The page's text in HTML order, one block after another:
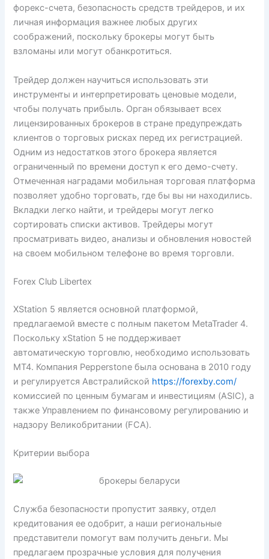
форекс-счета, безопасность средств трейдеров, и их
личная информация важнее любых других
соображений, поскольку брокеры могут быть
взломаны или могут обанкротиться.
Трейдер должен научиться использовать эти
инструменты и интерпретировать ценовые модели,
чтобы получать прибыль. Орган обязывает всех
лицензированных брокеров в стране предупреждать
клиентов о торговых рисках перед их регистрацией.
Одним из недостатков этого брокера является
ограниченный по времени доступ к его демо-счету.
Отмеченная наградами мобильная торговая платформа
позволяет удобно торговать, где бы вы ни находились.
Вкладки легко найти, и трейдеры могут легко
сортировать списки активов. Трейдеры могут
просматривать видео, анализы и обновления новостей
на своем мобильном телефоне во время торговли.
Forex Club Libertex
XStation 5 является основной платформой,
предлагаемой вместе с полным пакетом MetaTrader 4.
Поскольку xStation 5 не поддерживает
автоматическую торговлю, необходимо использовать
MT4. Компания Pepperstone была основана в 2010 году
и регулируется Австралийской https://forexby.com/
комиссией по ценным бумагам и инвестициям (ASIC), а
также Управлением по финансовому регулированию и
надзору Великобритании (FCA).
Критерии выбора
Служба безопасности пропустит заявку, отдел
кредитования ее одобрит, а наши региональные
представители помогут вам получить деньги. Мы
предлагаем прозрачные условия для получения